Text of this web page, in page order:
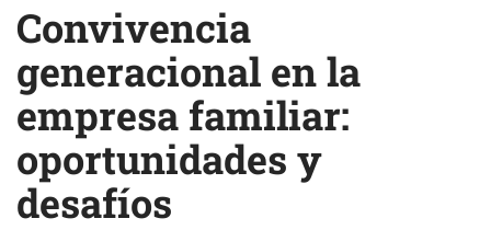
Convivencia
generacional en la
empresa familiar:
oportunidades y
desafíos